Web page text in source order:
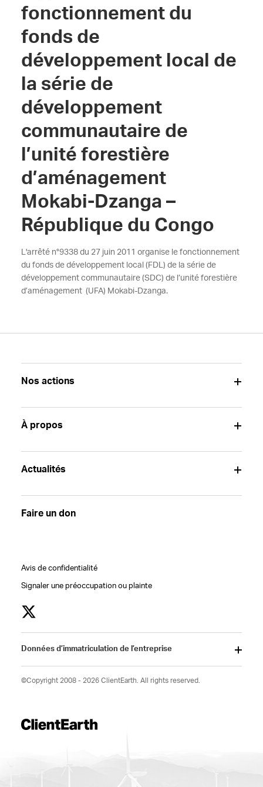
fonctionnement du
fonds de
développement local de
la série de
développement
communautaire de
l’unité forestière
d’aménagement
Mokabi-Dzanga –
République du Congo
L'arrêté n°9338 du 27 juin 2011 organise le fonctionnement
du fonds de développement local (FDL) de la série de
développement communautaire (SDC) de l’unité forestière
d’aménagement (UFA) Mokabi-Dzanga.
Nos actions
À propos
Actualités
Faire un don
Avis de confidentialité
Signaler une préoccupation ou plainte
Données d’immatriculation de l’entreprise
©Copyright 2008 - 2026 ClientEarth. All rights reserved.